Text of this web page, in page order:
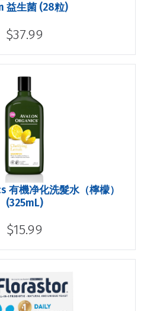
益生菌 (28粒)
$37.99
有機净化洗髮水（檸檬）
(325mL)
$15.99